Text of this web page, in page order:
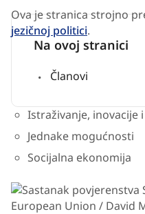
Ova je stranica strojno
jezičnoj politici.
Na ovoj stranici
Članovi
Istraživanje, inovacije
Jednake mogućnosti
Socijalna ekonomija
European Union / David